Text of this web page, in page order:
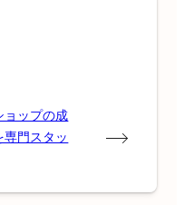
ョップの成
門スタッ